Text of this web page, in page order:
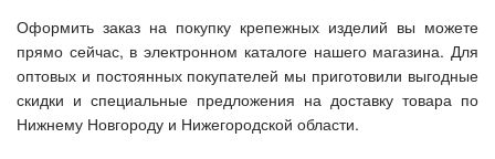
Оформить заказ на покупку крепежных изделий вы можете
прямо сейчас, в электронном каталоге нашего магазина. Для
оптовых и постоянных покупателей мы приготовили выгодные
скидки и специальные предложения на доставку товара по
Нижнему Новгороду и Нижегородской области.